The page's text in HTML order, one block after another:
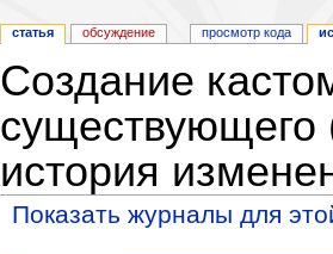
Создание
история
Показать журналы для
статья обсуждение просмотр кода